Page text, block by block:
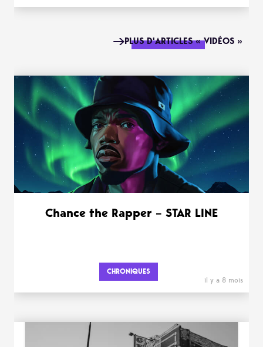
PLUS D'ARTICLES « VIDÉOS »
Chance the Rapper – STAR LINE
CHRONIQUES
il y a 8 mois